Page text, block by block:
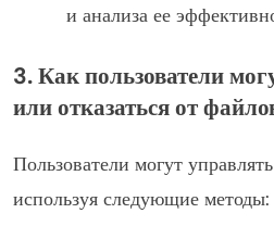
и анализа ее
3. Как пользователи
или отказаться от
Пользователи могут
используя следующие методы: